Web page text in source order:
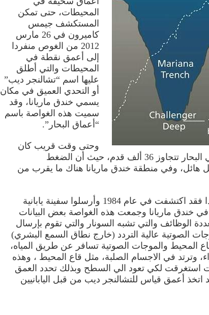
المحيطات، حتى تمكن
المستكشف جيمس
كاميرون في 26 مارس
2012 من الغوص منفردا
إلى أعمق نقطة في
المحيطات والتي أطلق
عليها اسم “تشالنجر ديب”
أو التحدي العميق في مكان
يسمي خندق ماريانا، وقد
سميت هذه الغواصة باسم
“أعماق البحار”.
وحتى وقت قريب كان
متعذرا الوصول إلى أعماق في البحار تتجاوز 36 ألف قدم، حيث أن الضغط
هائل، وفي منطقة خندق ماريانا هناك ما يقرب من
أما التشالنجر ديب العميقة جدا فقد اكتشفت في عام 1984 وأرسلوا سفينة يابانية
خندق ماريانا وجمعت هذه الغواصة بعض البيانات
الوظائف والتي تشبه السونار والتي تقوم بإرسال
الصوتية عالية التردد (خارج نطاق السمع البشري)
المحيط والموجات الصوتية تسافر عن طريق المياه،
وترتد في الاجسام الصلبة، مثل قاع المحيط ، وهذه
استغرقت لكي تعود الي السطح وبذلك تحدد العمق
أعمق قياس للتشالنجر ديب من قبل اليابانيين